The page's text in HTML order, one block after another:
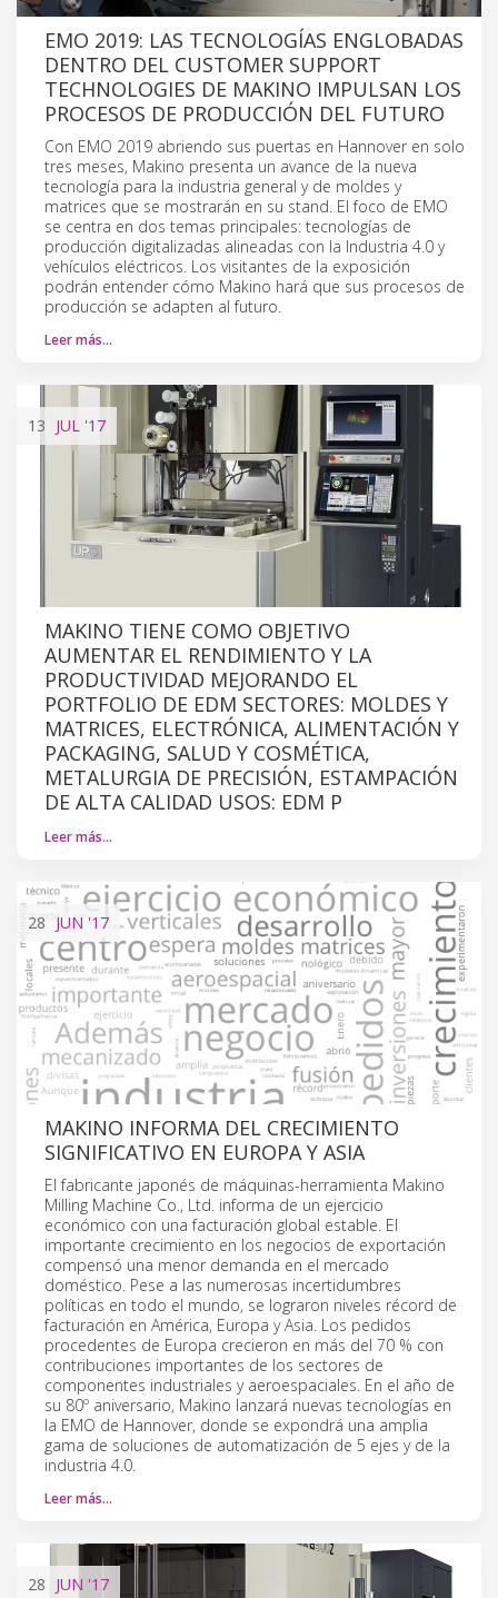
EMO 2019: LAS TECNOLOGÍAS ENGLOBADAS
DENTRO DEL CUSTOMER SUPPORT
TECHNOLOGIES DE MAKINO IMPULSAN LOS
PROCESOS DE PRODUCCIÓN DEL FUTURO
Con EMO 2019 abriendo sus puertas en Hannover en solo
tres meses, Makino presenta un avance de la nueva
tecnología para la industria general y de moldes y
matrices que se mostrarán en su stand. El foco de EMO
se centra en dos temas principales: tecnologías de
producción digitalizadas alineadas con la Industria 4.0 y
vehículos eléctricos. Los visitantes de la exposición
podrán entender cómo Makino hará que sus procesos de
producción se adapten al futuro.
Leer más…
13 JUL '17
MAKINO TIENE COMO OBJETIVO
AUMENTAR EL RENDIMIENTO Y LA
PRODUCTIVIDAD MEJORANDO EL
PORTFOLIO DE EDM SECTORES: MOLDES Y
MATRICES, ELECTRÓNICA, ALIMENTACIÓN Y
PACKAGING, SALUD Y COSMÉTICA,
METALURGIA DE PRECISIÓN, ESTAMPACIÓN
DE ALTA CALIDAD USOS: EDM P
Leer más…
28 JUN '17
MAKINO INFORMA DEL CRECIMIENTO
SIGNIFICATIVO EN EUROPA Y ASIA
El fabricante japonés de máquinas-herramienta Makino
Milling Machine Co., Ltd. informa de un ejercicio
económico con una facturación global estable. El
importante crecimiento en los negocios de exportación
compensó una menor demanda en el mercado
doméstico. Pese a las numerosas incertidumbres
políticas en todo el mundo, se lograron niveles récord de
facturación en América, Europa y Asia. Los pedidos
procedentes de Europa crecieron en más del 70 % con
contribuciones importantes de los sectores de
componentes industriales y aeroespaciales. En el año de
su 80º aniversario, Makino lanzará nuevas tecnologías en
la EMO de Hannover, donde se expondrá una amplia
gama de soluciones de automatización de 5 ejes y de la
industria 4.0.
Leer más…
28 JUN '17